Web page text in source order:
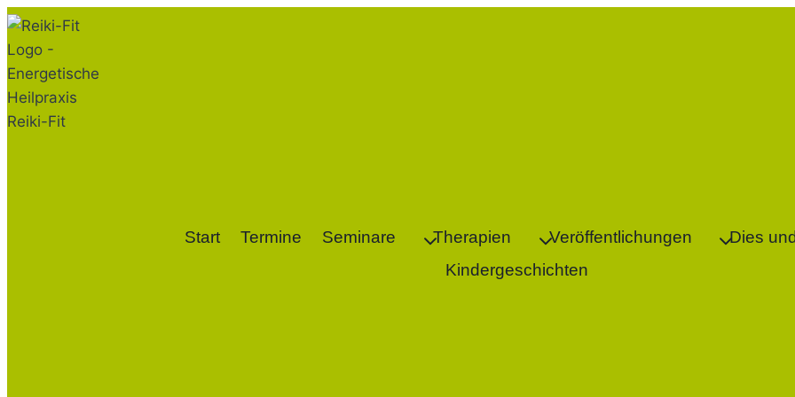
Zum
Inhalt
springen
Start Termine Seminare Therapien Veröffentlichungen
Dies
Kindergeschichten